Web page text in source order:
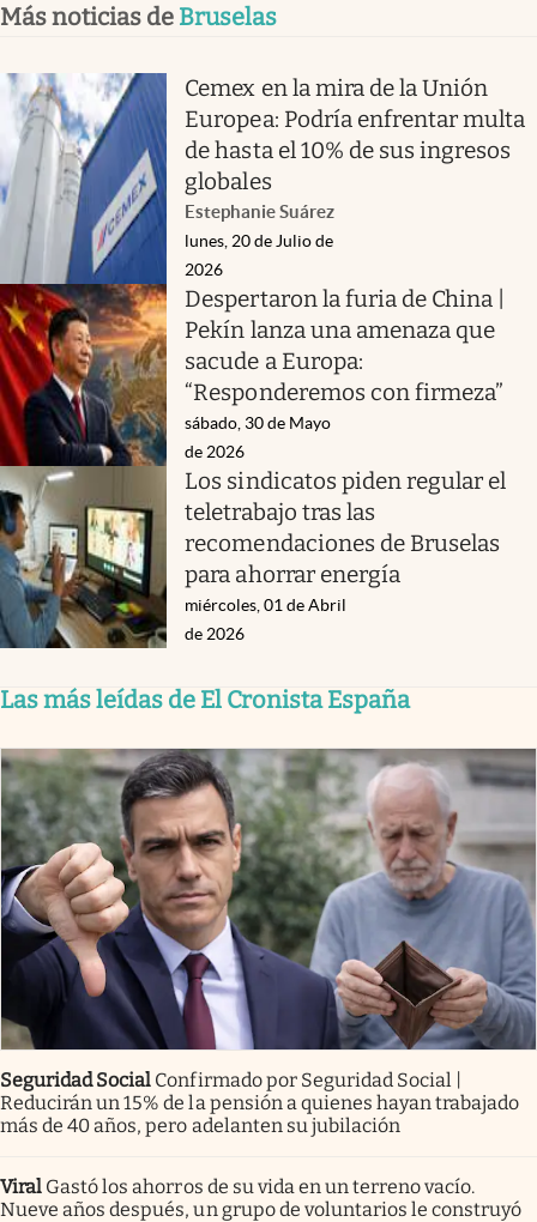
Más noticias de Bruselas
Cemex en la mira de la Unión
Europea: Podría enfrentar multa
de hasta el 10% de sus ingresos
globales
Estephanie Suárez
lunes, 20 de Julio de
2026
Despertaron la furia de China |
Pekín lanza una amenaza que
sacude a Europa:
“Responderemos con firmeza”
sábado, 30 de Mayo
de 2026
Los sindicatos piden regular el
teletrabajo tras las
recomendaciones de Bruselas
para ahorrar energía
miércoles, 01 de Abril
de 2026
Las más leídas de El Cronista España
Seguridad Social Confirmado por Seguridad Social |
Reducirán un 15% de la pensión a quienes hayan trabajado
más de 40 años, pero adelanten su jubilación
Viral Gastó los ahorros de su vida en un terreno vacío.
Nueve años después, un grupo de voluntarios le construyó